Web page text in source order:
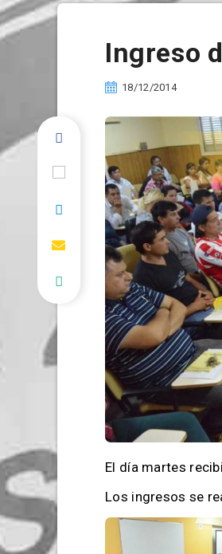
Ingreso
18/12/2014
El día martes
Los ingresos se